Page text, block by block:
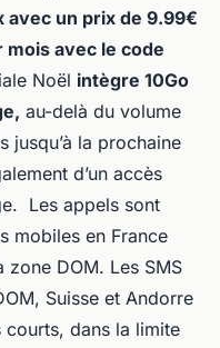
avec un prix de 9.99€
mois avec le code
Noël intègre 10Go
au-delà du volume
jusqu’à la prochaine
d’un accès
Les appels sont
mobiles en France
DOM. Les SMS
Suisse et Andorre
courts, dans la limite